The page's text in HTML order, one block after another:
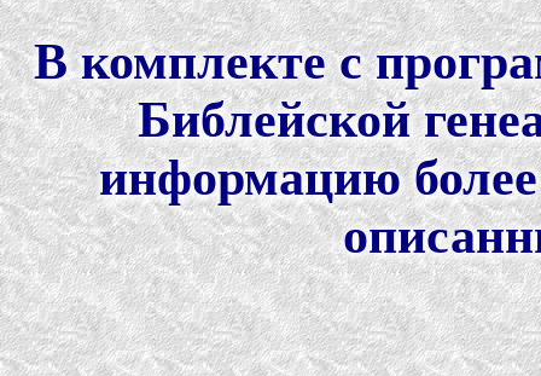
В комплекте с
Библейской
информацию